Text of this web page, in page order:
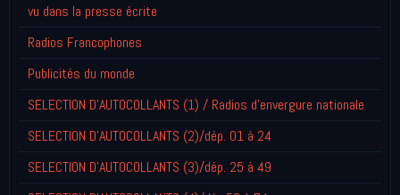
vu dans la presse écrite
Radios Francophones
Publicités du monde
SELECTION D'AUTOCOLLANTS (1) / Radios d'envergure nationale
SELECTION D'AUTOCOLLANTS (2)/dép. 01 à 24
SELECTION D'AUTOCOLLANTS (3)/dép. 25 à 49